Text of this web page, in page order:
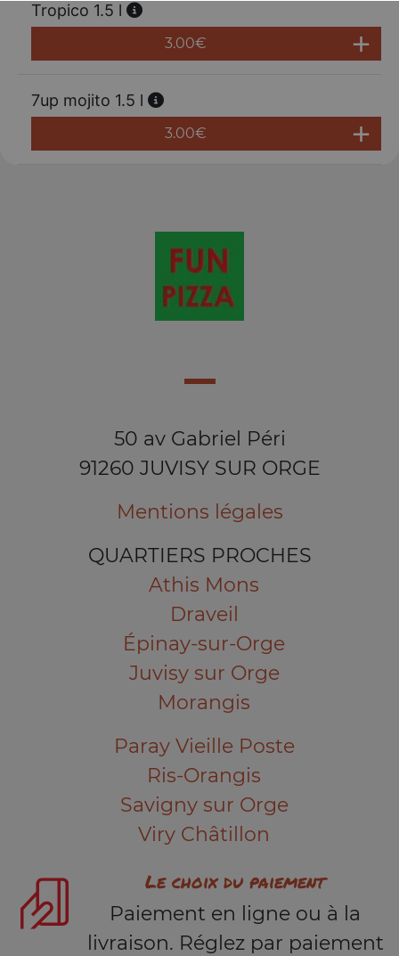
Tropico 1.5 l
3.00€
7up mojito 1.5 l
3.00€
50 av Gabriel Péri
91260 JUVISY SUR ORGE
Mentions légales
QUARTIERS PROCHES
Athis Mons
Draveil
Épinay-sur-Orge
Juvisy sur Orge
Morangis
Paray Vieille Poste
Ris-Orangis
Savigny sur Orge
Viry Châtillon
Le choix du paiement
Paiement en ligne ou à la
livraison. Réglez par paiement